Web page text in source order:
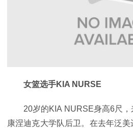
女篮选手KIA NURSE
20岁的KIA NURSE身高6尺，
康涅迪克大学队后卫。在去年泛